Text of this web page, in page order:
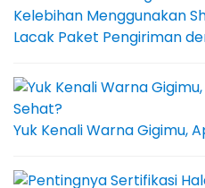
Kelebihan Menggunakan
Lacak Paket Pengiriman
Yuk Kenali Warna Gigimu,